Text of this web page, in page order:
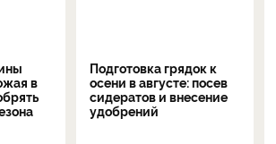
в
Подготовка грядок к
осени в августе: посев
сидератов и внесение
удобрений